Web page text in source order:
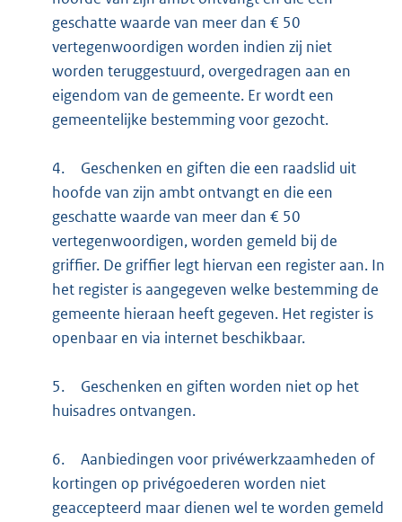
geschatte waarde van meer dan € 50
vertegenwoordigen worden indien zij niet
worden teruggestuurd, overgedragen aan en
eigendom van de gemeente. Er wordt een
gemeentelijke bestemming voor gezocht.
4.
Geschenken en giften die een raadslid uit
hoofde van zijn ambt ontvangt en die een
geschatte waarde van meer dan € 50
vertegenwoordigen, worden gemeld bij de
griffier. De griffier legt hiervan een register aan. In
het register is aangegeven welke bestemming de
gemeente hieraan heeft gegeven. Het register is
openbaar en via internet beschikbaar.
5.
Geschenken en giften worden niet op het
huisadres ontvangen.
6.
Aanbiedingen voor privéwerkzaamheden of
kortingen op privégoederen worden niet
geaccepteerd maar dienen wel te worden gemeld